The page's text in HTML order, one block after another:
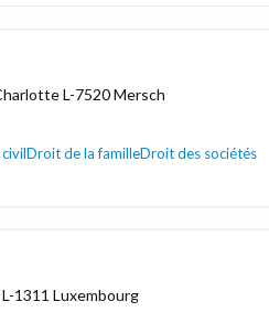
L-7520 Mersch
Droit de la familleDroit des sociétés
1311 Luxembourg